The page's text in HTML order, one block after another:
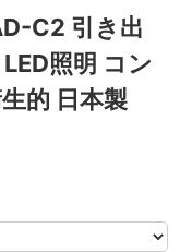
C2 引き出
照明 コン
的 日本製